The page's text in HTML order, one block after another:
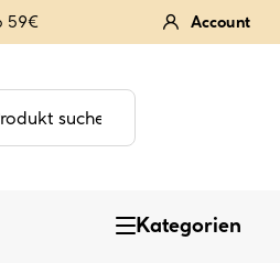
59€ Account
Kategorien